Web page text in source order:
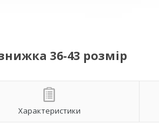
36-43 розмір
Характеристики